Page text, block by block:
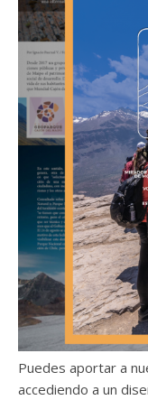
Puedes aportar a
accediendo a un